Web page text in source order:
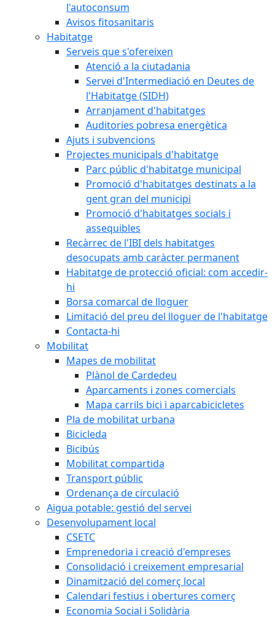
l'autoconsum
Avisos fitosanitaris
Habitatge
Serveis que s'ofereixen
Atenció a la ciutadania
Servei d'Intermediació en Deutes de
l'Habitatge (SIDH)
Arranjament d'habitatges
Auditories pobresa energètica
Ajuts i subvencions
Projectes municipals d'habitatge
Parc públic d'habitatge municipal
Promoció d'habitatges destinats a la
gent gran del municipi
Promoció d'habitatges socials i
assequibles
Recàrrec de l'IBI dels habitatges
desocupats amb caràcter permanent
Habitatge de protecció oficial: com accedir-
hi
Borsa comarcal de lloguer
Limitació del preu del lloguer de l'habitatge
Contacta-hi
Mobilitat
Mapes de mobilitat
Plànol de Cardedeu
Aparcaments i zones comercials
Mapa carrils bici i aparcabicicletes
Pla de mobilitat urbana
Bicicleda
Bicibús
Mobilitat compartida
Transport públic
Ordenança de circulació
Aigua potable: gestió del servei
Desenvolupament local
CSETC
Emprenedoria i creació d'empreses
Consolidació i creixement empresarial
Dinamització del comerç local
Calendari festius i obertures comerç
Economia Social i Solidària